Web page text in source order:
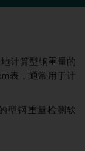
计算型钢重量的
表，通常用于计
型钢重量检测软